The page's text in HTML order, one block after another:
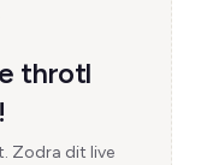
throtl
Zodra dit live